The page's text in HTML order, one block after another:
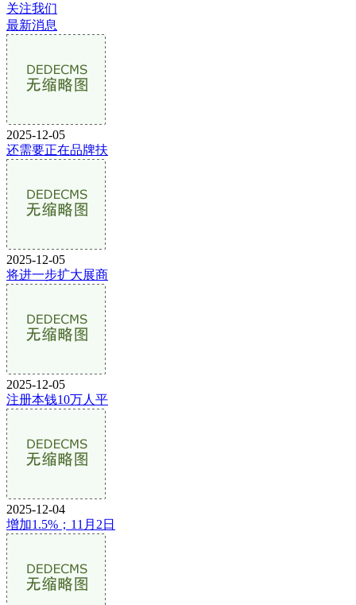
关注我们
最新消息
2025-12-05
还需要正在品牌扶
2025-12-05
将进一步扩大展商
2025-12-05
注册本钱10万人平
2025-12-04
增加1.5%；11月2日